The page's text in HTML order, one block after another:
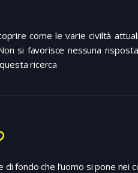
come le varie civiltà
si favorisce nessuna
ricerca
fondo che l’uomo si pone nei